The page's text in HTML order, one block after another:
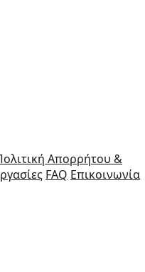
Απορρήτου &
FAQ Επικοινωνία